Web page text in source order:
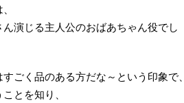
演じる主人公のおばあちゃん役でし
ごく品のある方だな～という印象で、
とを知り、